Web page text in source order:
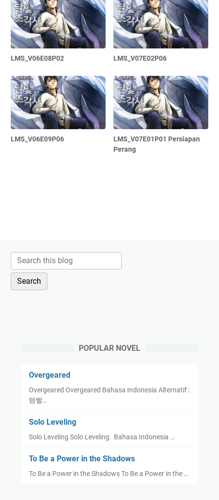
LMS_V06E08P02 LMS_V07E02P06
LMS_V06E09P06
LMS_V07E01P01 Persiapan
Perang
POPULAR NOVEL
Overgeared
Overgeared Overgeared Bahasa Indonesia Alternatif :
템빨…
Solo Leveling
Solo Leveling Solo Leveling Bahasa Indonesia …
To Be a Power in the Shadows
To Be a Power in the Shadows To Be a Power in the …